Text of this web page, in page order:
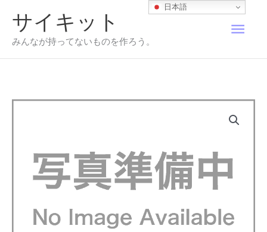
キ
サイキット
みんなが持ってないものを作ろう。
メ
イ
メ
ュ
ー
日本語